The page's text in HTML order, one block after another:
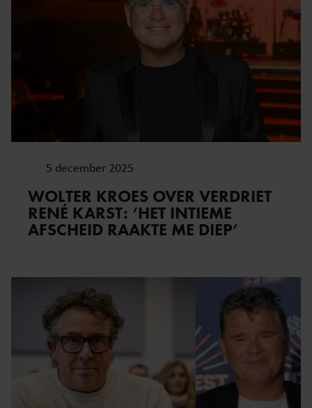
5 december 2025
WOLTER KROES OVER VERDRIET
RENÉ KARST: ‘HET INTIEME
AFSCHEID RAAKTE ME DIEP’